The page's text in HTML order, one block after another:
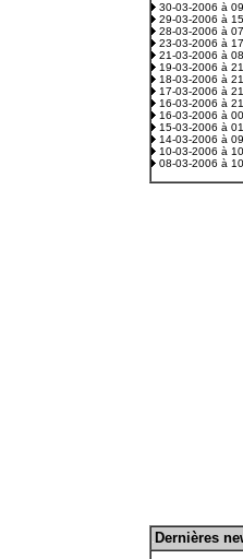
30-03-2006 à
29-03-2006 à
28-03-2006 à
23-03-2006 à
21-03-2006 à
19-03-2006 à
18-03-2006 à
17-03-2006 à
16-03-2006 à
16-03-2006 à
15-03-2006 à
14-03-2006 à
10-03-2006 à
08-03-2006 à
Dernières